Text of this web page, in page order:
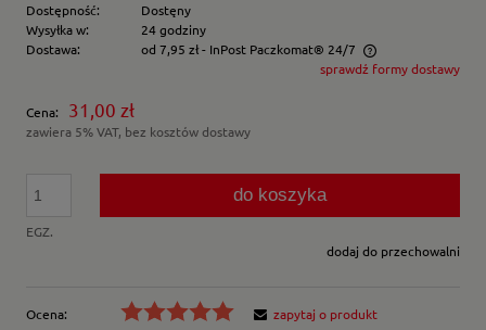
Dostępność:
Dostęny
Wysyłka w:
24 godziny
Dostawa:
od 7,95 zł- InPost Paczkomat® 24/7
Cena nie zawiera ewentualnych kosztów płatnościsprawdź formy dostawy
Cena: 31,00 zł
zawiera 5% VAT, bez kosztów dostawy
EGZ.
do koszyka
dodaj do przechowalni
Ocena:
zapytaj o produkt